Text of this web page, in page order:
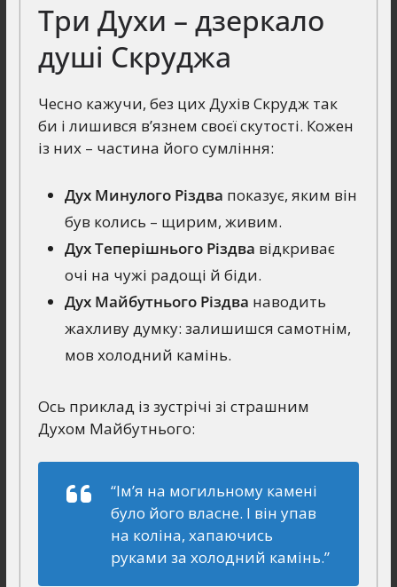
Три Духи – дзеркало
душі Скруджа
Чесно кажучи, без цих Духів Скрудж так
би і лишився в’язнем своєї скутості. Кожен
із них – частина його сумління:
Дух Минулого Різдва показує, яким він
був колись – щирим, живим.
Дух Теперішнього Різдва відкриває
очі на чужі радощі й біди.
Дух Майбутнього Різдва наводить
жахливу думку: залишишся самотнім,
мов холодний камінь.
Ось приклад із зустрічі зі страшним
Духом Майбутнього:
“Ім’я на могильному камені
було його власне. І він упав
на коліна, хапаючись
руками за холодний камінь.”